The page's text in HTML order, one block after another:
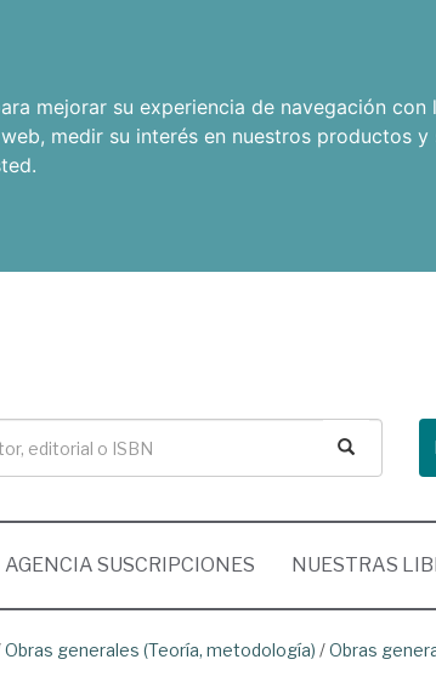
mejorar su experiencia de navegación con
, medir su interés en nuestros productos
.
AGENCIA SUSCRIPCIONES NUESTRAS
Obras generales (Teoría, metodología) /Obras